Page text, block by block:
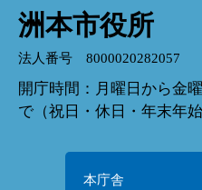
洲本市役所
法人番号 8000020282057
開庁時間：月曜日から金
で（祝日・休日・年末年始
本庁舎